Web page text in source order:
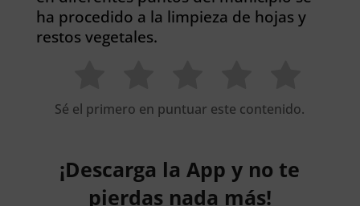
ha procedido a la limpieza de hojas y
restos vegetales.
Sé el primero en puntuar este contenido.
¡Descarga la App y no te
pierdas nada más!